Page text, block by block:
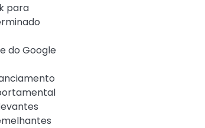
para
do Google